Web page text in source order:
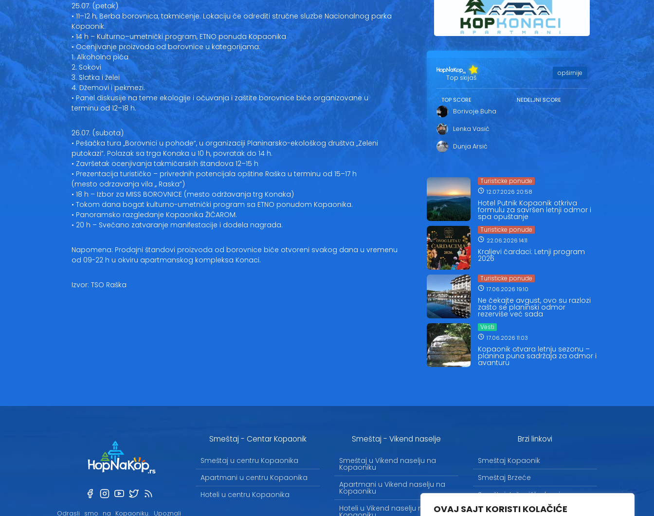
OVAJ SAJT KORISTI KOLAČIĆE
25.07. (petak)
• 11–12 h, Berba borovnica, takmičenje. Lokaciju će odrediti stručne sluzbe Nacionalnog parka
Kopaonik.
• 14 h – Kulturno–umetnički program, ETNO ponuda Kopaonika
• Ocenjivanje proizvoda od borovnice u kategorijama:
1. Alkoholna pića
2. Sokovi
3. Slatka i želei
4. Džemovi i pekmezi.
• Panel diskusije na teme ekologije i očuvanja i zaštite borovnice biće organizovane u
terminu od 12–18 h.
26.07. (subota)
• Pešačka tura „Borovnici u pohode“, u organizaciji Planinarsko-ekološkog društva „Zeleni
putokazi“. Polazak sa trga Konaka u 10 h, povratak do 14 h.
• Završetak ocenjivanja takmičarskih štandova 12–15 h
• Prezentacija turističko – privrednih potencijala opštine Raška u terminu od 15–17 h
(mesto odrzavanja vila ,, Raska”)
• 18 h – Izbor za MISS BOROVNICE (mesto održavanja trg Konaka)
• Tokom dana bogat kulturno-umetnički program sa ETNO ponudom Kopaonika.
• Panoramsko razgledanje Kopaonika ŽIČAROM.
• 20 h – Svečano zatvaranje manifestacije i dodela nagrada.
Napomena: Prodajni štandovi proizvoda od borovnice biće otvoreni svakog dana u vremenu
od 09-22 h u okviru apartmanskog kompleksa Konaci.
Izvor: TSO Raška
Top skijaš
opširnije
TOP SCORE
Borivoje Buha
Lenka Vasić
Dunja Arsić
NEDELJNI SCORE
Turisticke ponude
12.07.2026 20:58
Hotel Putnik Kopaonik otkriva
formulu za savršen letnji odmor i
spa opuštanje
Turisticke ponude
22.06.2026 14:11
Kraljevi čardaci: Letnji program
2026
Turisticke ponude
17.06.2026 19:10
Ne čekajte avgust, ovo su razlozi
zašto se planinski odmor
rezerviše već sada
Vesti
17.06.2026 11:03
Kopaonik otvara letnju sezonu –
planina puna sadržaja za odmor i
avanturu
Odrasli smo na Kopaoniku. Upoznali
Smeštaj - Centar Kopaonik
Smeštaj u centru Kopaonika
Apartmani u centru Kopaonika
Hoteli u centru Kopaonika
Smeštaj - Vikend naselje
Smeštaj u Vikend naselju na
Kopaoniku
Apartmani u Vikend naselju na
Kopaoniku
Hoteli u Vikend naselju na
Brzi linkovi
Smeštaj Kopaonik
Smeštaj Brzeće
Smeštaj Jošanička banja
Uslovi korišćenja